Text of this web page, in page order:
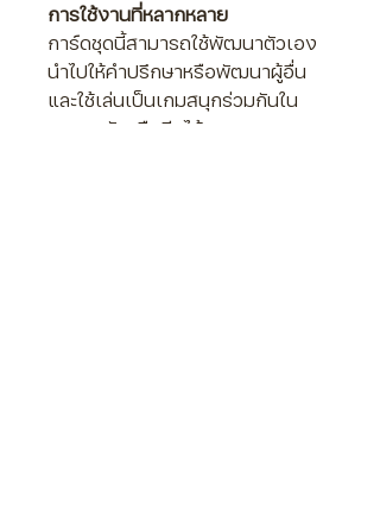
การใช้งานที่หลากหลาย
การ์ดชุดนี้สามารถใช้พัฒนาตัวเอง
นำไปให้คำปรึกษาหรือพัฒนาผู้อื่น
และใช้เล่นเป็นเกมสนุกร่วมกันใน
ครอบครัวหรือทีมได้